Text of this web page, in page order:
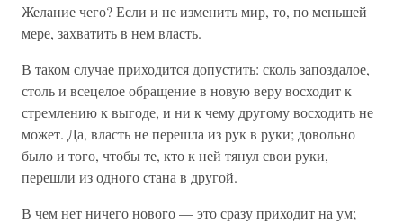
Желание чего? Если и не изменить мир, то, по меньшей
мере, захватить в нем власть.
В таком случае приходится допустить: сколь запоздалое,
столь и всецелое обращение в новую веру восходит к
стремлению к выгоде, и ни к чему другому восходить не
может. Да, власть не перешла из рук в руки; довольно
было и того, чтобы те, кто к ней тянул свои руки,
перешли из одного стана в другой.
В чем нет ничего нового — это сразу приходит на ум;